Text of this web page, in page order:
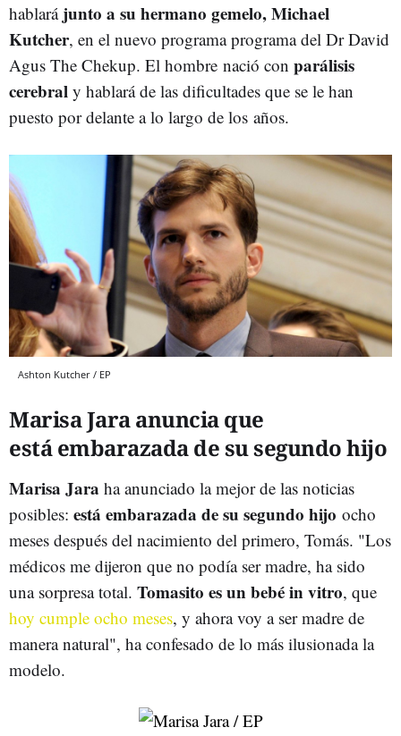
hablará junto a su hermano gemelo, Michael
Kutcher, en el nuevo programa programa del Dr David
Agus The Chekup. El hombre nació con parálisis
cerebral y hablará de las dificultades que se le han
puesto por delante a lo largo de los años.
Ashton Kutcher / EP
Marisa Jara anuncia que
está embarazada de su segundo hijo
Marisa Jara ha anunciado la mejor de las noticias
posibles: está embarazada de su segundo hijo ocho
meses después del nacimiento del primero, Tomás. "Los
médicos me dijeron que no podía ser madre, ha sido
una sorpresa total. Tomasito es un bebé in vitro, que
hoy cumple ocho meses, y ahora voy a ser madre de
manera natural", ha confesado de lo más ilusionada la
modelo.